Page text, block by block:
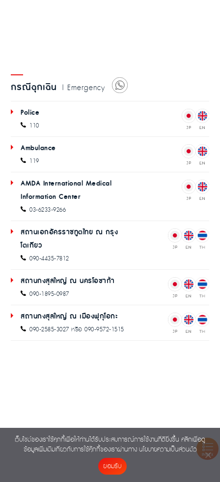
INDEX
กรณีฉุกเฉิน | Emergency
Police
110
Ambulance
119
AMDA International Medical
Information Center
03-6233-9266
สถานเอกอัครราชทูตไทย ณ กรุง
โตเกียว
090-4435-7812
สถานกงสุลใหญ่ ณ นครโอซาก้า
090-1895-0987
สถานกงสุลใหญ่ ณ เมืองฟุกุโอกะ
090-2585-3027 หรือ 090-9572-1515
เว็บไซต์ของเราใช้คุกกี้เพื่อให้ท่านได้รับประสบการณ์การใช้งานที่ดียิ่งขึ้น คลิกเพื่อดู
ข้อมูลเพิ่มเติมเกี่ยวกับการใช้คุ๊กกี้ของเราผ่านทาง นโยบายความเป็นส่วนตัว
ยอมรับ